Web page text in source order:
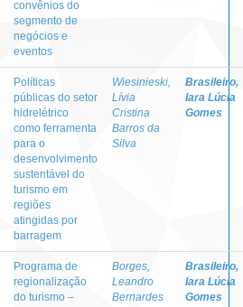
convênios do
segmento de
negócios e
eventos
Políticas
públicas do setor
hidrelétrico
como ferramenta
para o
desenvolvimento
sustentável do
turismo em
regiões
atingidas por
barragem
Wiesinieski,
Lívia
Cristina
Barros da
Silva
Brasileiro,
Iara Lúcia
Gomes
Programa de
regionalização
do turismo –
Borges,
Leandro
Bernardes
Brasileiro,
Iara Lúcia
Gomes